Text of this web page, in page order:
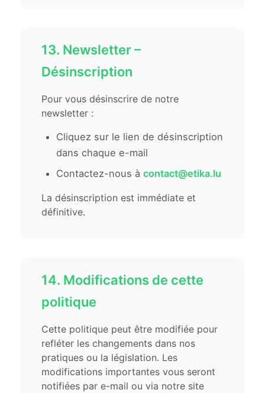
13. Newsletter –
Désinscription
Pour vous désinscrire de notre
newsletter :
Cliquez sur le lien de désinscription
dans chaque e-mail
Contactez-nous à contact@etika.lu
La désinscription est immédiate et
définitive.
14. Modifications de cette
politique
Cette politique peut être modifiée pour
refléter les changements dans nos
pratiques ou la législation. Les
modifications importantes vous seront
notifiées par e-mail ou via notre site